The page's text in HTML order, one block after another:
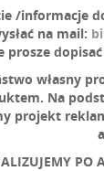
/informacje
na mail:
prosze
własny
Na
projekt
PO